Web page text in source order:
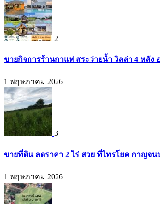
2
ขายกิจการร้านกาแฟ สระว่ายน้ำ วิลล่า 4 หลัง
1 พฤษภาคม 2026
3
ขายที่ดิน ลดราคา 2 ไร่ สวย ที่ไทรโยค กาญจน
1 พฤษภาคม 2026